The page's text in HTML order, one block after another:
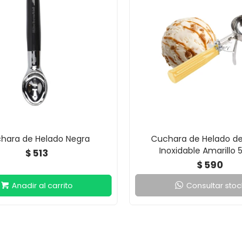
de Helado Negra
$ 513
Cuchara de Helado
Inoxidable Amarillo
$ 590
Consultar